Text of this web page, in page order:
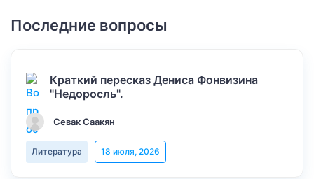
Последние вопросы
Краткий пересказ Дениса Фонвизина
"Недоросль".
Севак Саакян
Литература 18 июля, 2026